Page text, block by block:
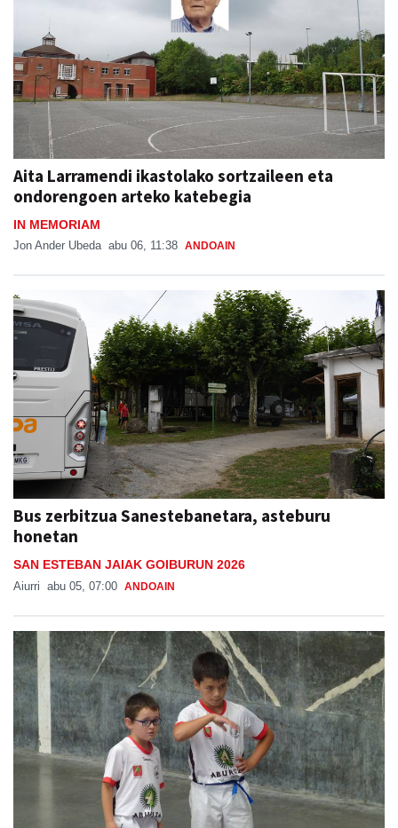
Aita Larramendi ikastolako sortzaileen eta
ondorengoen arteko katebegia
IN MEMORIAM
Jon Ander Ubeda abu 06, 11:38 ANDOAIN
Bus zerbitzua Sanestebanetara, asteburu
honetan
SAN ESTEBAN JAIAK GOIBURUN 2026
Aiurri abu 05, 07:00 ANDOAIN